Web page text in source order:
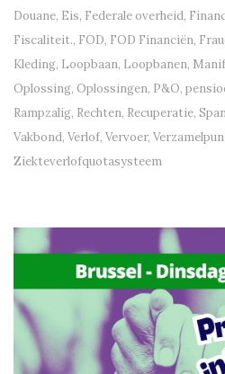
Douane, Eis, Federale overheid,
Fiscaliteit., FOD, FOD Financiën,
Kleding, Loopbaan, Loopbanen,
Oplossing, Oplossingen, P&O,
Rampzalig, Rechten, Recuperatie,
Vakbond, Verlof, Vervoer,
Ziekteverlofquotasysteem